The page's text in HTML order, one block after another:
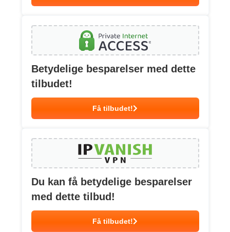
Betydelige besparelser med dette
tilbudet!
Få tilbudet!
Du kan få betydelige besparelser
med dette tilbud!
Få tilbudet!